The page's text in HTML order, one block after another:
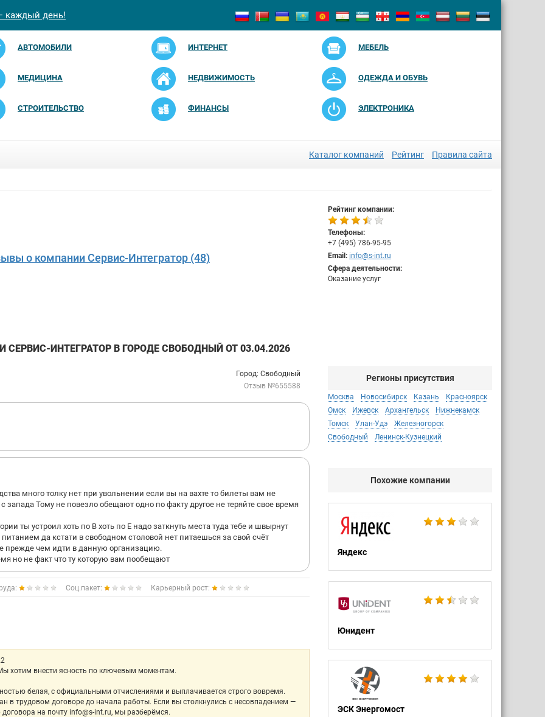
каждый день!
АВТОМОБИЛИ ИНТЕРНЕТ МЕБЕЛЬ
МЕДИЦИНА НЕДВИЖИМОСТЬ ОДЕЖДА И ОБУВЬ
СТРОИТЕЛЬСТВО ФИНАНСЫ ЭЛЕКТРОНИКА
Каталог компаний Рейтинг Правила сайта
о компании Сервис-Интегратор (48)
Рейтинг компании:
Телефоны:
+7 (495) 786-95-95
Email: info@s-int.ru
Сфера деятельности:
Оказание услуг
ИНТЕГРАТОР В ГОРОДЕ СВОБОДНЫЙ ОТ 03.04.2026
Город: Свободный
Отзыв №655588
много толку нет при увольнении если вы на вахте то билеты вам не
запада Тому не повезло обещают одно по факту другое не теряйте свое время
ты устроил хоть по В хоть по Е надо заткнуть места туда тебе и швырнут
да кстати в свободном столовой нет питаешься за свой счёт
прежде чем идти в данную организацию.
но не факт что ту которую вам пообещают
Соц.пакет: Карьерный рост:
хотим внести ясность по ключевым моментам.
белая, с официальными отчислениями и выплачивается строго вовремя.
в трудовом договоре до начала работы. Если вы столкнулись с несовпадением —
на почту info@s-int.ru, мы разберёмся.
Регионы присутствия
Москва Новосибирск Казань
Красноярск
Омск
Ижевск Архангельск
Нижнекамск
Томск
Улан-Удэ
Железногорск
Свободный
Ленинск-Кузнецкий
Похожие компании
Яндекс
Юнидент
ЭСК Энергомост